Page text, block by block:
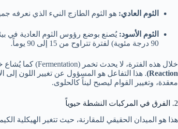
الثوم العادي: هو الثوم الطازج النيء الذي نعرفه
الثوم الأسود:
90 درجة مئوية) لفترة تتراوح من 15 إلى 90 يوماً.
خلال هذه الفترة، لا يحدث تخمر (Fermentation) كما يُشاع خطأً، بل يحدث تفاعل كيميائي يُعرف بـ
Reaction) . هذا التفاعل هو المسؤول عن تغيير اللون إلى
معقدة، وتغيير القوام ليصبح ليناً كالحلوى.
2. الفرق في المركبات النشطة حيوياً
هذا هو الميدان الحقيقي للمقارنة، حيث تتغير الهيكلية